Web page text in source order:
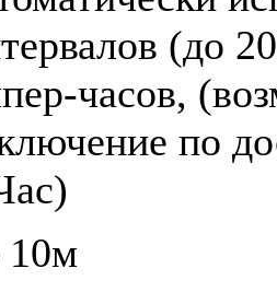
(до
часов,
по
10м